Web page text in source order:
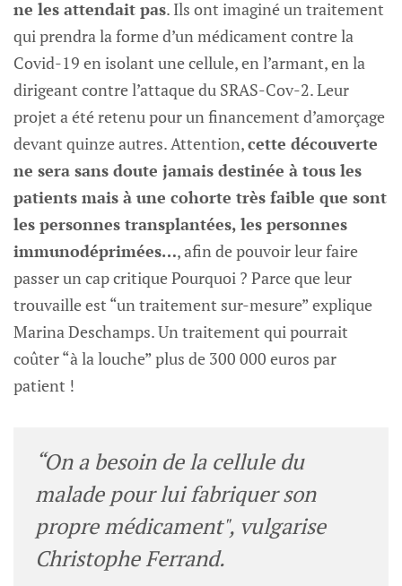
ne les attendait pas. Ils ont imaginé un traitement
qui prendra la forme d’un médicament contre la
Covid-19 en isolant une cellule, en l’armant, en la
dirigeant contre l’attaque du SRAS-Cov-2. Leur
projet a été retenu pour un financement d’amorçage
devant quinze autres. Attention,cette découverte
ne sera sans doute jamais destinée à tous les
patients mais à une cohorte très faible que sont
les personnes transplantées, les personnes
immunodéprimées…, afin de pouvoir leur faire
passer un cap critique Pourquoi ? Parce que leur
trouvaille est “un traitement sur-mesure” explique
Marina Deschamps. Un traitement qui pourrait
coûter “à la louche” plus de 300 000 euros par
patient !
“On a besoin de la cellule du
malade pour lui fabriquer son
propre médicament", vulgarise
Christophe Ferrand.